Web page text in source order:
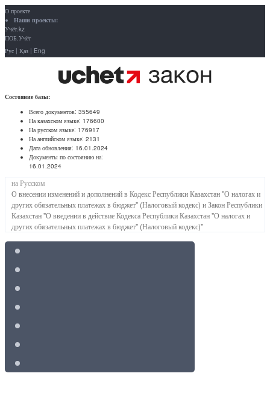
О проекте
Наши проекты:
Учёт.kz
ПОБ.Учёт
Рус | Қаз | Eng
Состояние базы:
Всего документов: 355649
На казахском языке: 176600
На русском языке: 176917
На английском языке: 2131
Дата обновления: 16.01.2024
Документы по состоянию на:
16.01.2024
на Русском
О внесении изменений и дополнений в Кодекс Республики Казахстан "О налогах и
других обязательных платежах в бюджет" (Налоговый кодекс) и Закон Республики
Казахстан "О введении в действие Кодекса Республики Казахстан "О налогах и
других обязательных платежах в бюджет" (Налоговый кодекс)"